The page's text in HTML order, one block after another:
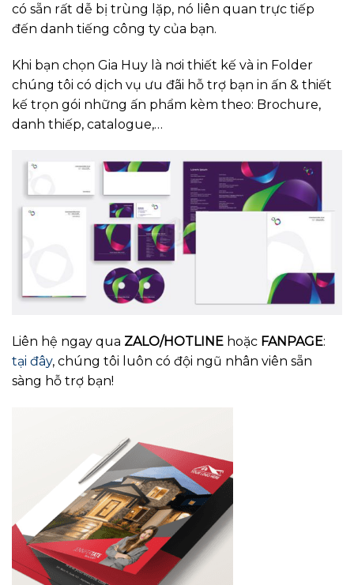
có sẵn rất dễ bị trùng lặp, nó liên quan trực tiếp
đến danh tiếng công ty của bạn.
Khi bạn chọn Gia Huy là nơi thiết kế và in Folder
chúng tôi có dịch vụ ưu đãi hỗ trợ bạn in ấn & thiết
kế trọn gói những ấn phẩm kèm theo: Brochure,
danh thiếp, catalogue,…
Liên hệ ngay qua ZALO/HOTLINE hoặc FANPAGE:
tại đây, chúng tôi luôn có đội ngũ nhân viên sẵn
sàng hỗ trợ bạn!